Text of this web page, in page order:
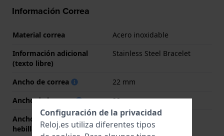
Información Correa
Material correa
Acero inoxidable
Información adicional
(texto libre)
Stainless Steel Bracelet
Ancho de correa
22 mm
Ancho de las asas
22 mm
Ancho de correa en la
hebilla
20 mm
Configuración de la privacidad
Reloj.es utiliza diferentes tipos